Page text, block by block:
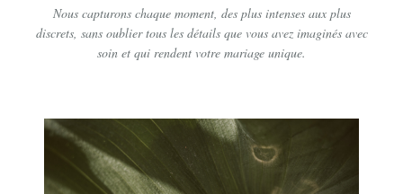
GaleriesNous capturons chaque moment, des plus intenses aux plus
discrets, sans oublier tous les détails que vous avez imaginés avec
soin et qui rendent votre mariage unique.